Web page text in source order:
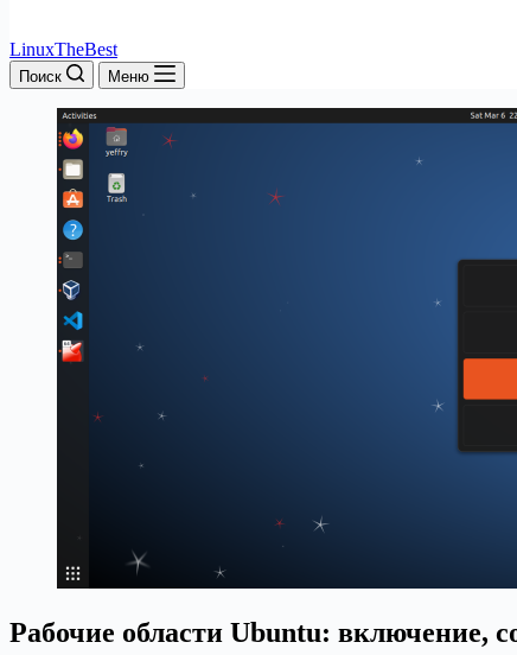
LinuxTheBest
Поиск Меню
Рабочие области Ubuntu: включение,